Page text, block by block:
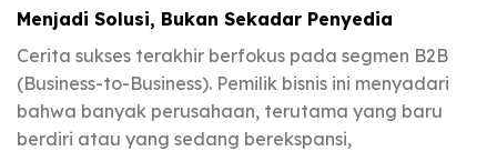
Menjadi Solusi, Bukan Sekadar Penyedia
Cerita sukses terakhir berfokus pada segmen B2B
(Business-to-Business). Pemilik bisnis ini menyadari
bahwa banyak perusahaan, terutama yang baru
berdiri atau yang sedang berekspansi,